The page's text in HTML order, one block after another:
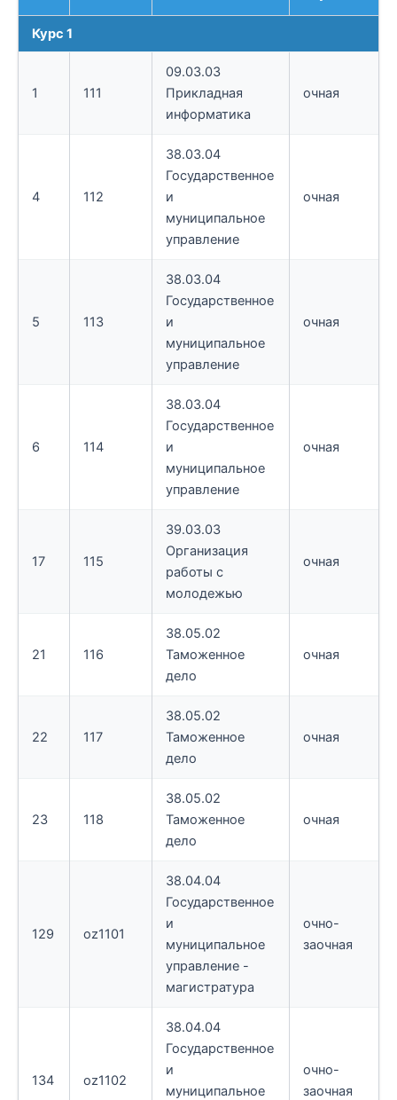
Курс 1
1 111
09.03.03
Прикладная
информатика
очная
4 112
38.03.04
Государственное
и
муниципальное
управление
очная
5 113
38.03.04
Государственное
и
муниципальное
управление
очная
6 114
38.03.04
Государственное
и
муниципальное
управление
очная
17 115
39.03.03
Организация
работы с
молодежью
очная
21 116
38.05.02
Таможенное
дело
очная
22 117
38.05.02
Таможенное
дело
очная
23 118
38.05.02
Таможенное
дело
очная
129 oz1101
38.04.04
Государственное
и
муниципальное
управление -
магистратура
очно-
заочная
134 oz1102
38.04.04
Государственное
и
муниципальное
очно-
заочная